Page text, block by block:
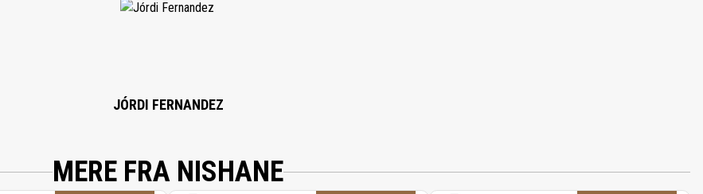
JÓRDI FERNANDEZ
MERE FRA NISHANE